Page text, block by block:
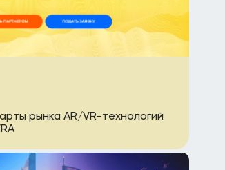
рынка AR/VR-технологий